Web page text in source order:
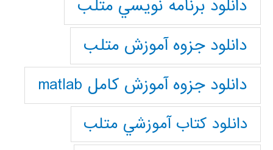
دانلود برنامه نويسي متلب
دانلود جزوه آموزش متلب
دانلود جزوه آموزش کامل matlab
دانلود كتاب آموزشي متلب